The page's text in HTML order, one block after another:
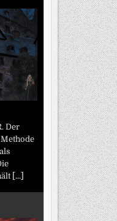
Der
[...]